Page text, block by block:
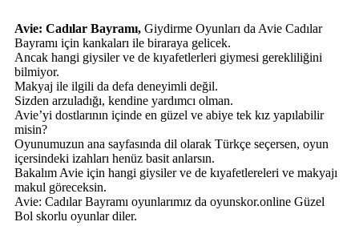
Avie: Cadılar Bayramı, Giydirme Oyunları da Avie Cadılar
Bayramı için kankaları ile biraraya gelicek.
Ancak hangi giysiler ve de kıyafetlerleri giymesi gerekliliğini
bilmiyor.
Makyaj ile ilgili da defa deneyimli değil.
Sizden arzuladığı, kendine yardımcı olman.
Avie’yi dostlarının içinde en güzel ve abiye tek kız yapılabilir
misin?
Oyunumuzun ana sayfasında dil olarak Türkçe seçersen, oyun
içersindeki izahları henüz basit anlarsın.
Bakalım Avie için hangi giysiler ve de kıyafetlereleri ve makyajı
makul göreceksin.
Avie: Cadılar Bayramı oyunlarımız da oyunskor.online Güzel
Bol skorlu oyunlar diler.